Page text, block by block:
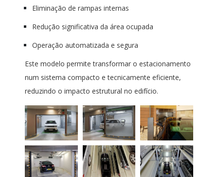
Eliminação de rampas internas
Redução significativa da área ocupada
Operação automatizada e segura
Este modelo permite transformar o estacionamento
num sistema compacto e tecnicamente eficiente,
reduzindo o impacto estrutural no edifício.